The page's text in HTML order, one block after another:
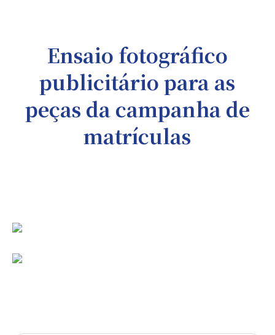
Ensaio fotográfico
publicitário para as
peças da campanha de
matrículas